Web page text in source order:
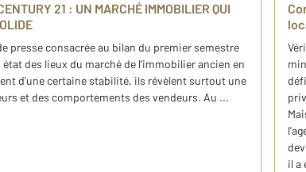
21 : UN MARCHÉ IMMOBILIER QUI
presse consacrée au bilan du premier semestre
état des lieux du marché de l'immobilier ancien en
d'une certaine stabilité, ils révèlent surtout une
et des comportements des vendeurs. Au ...
il a